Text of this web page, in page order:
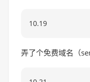
10.19
弄了个免费域名（